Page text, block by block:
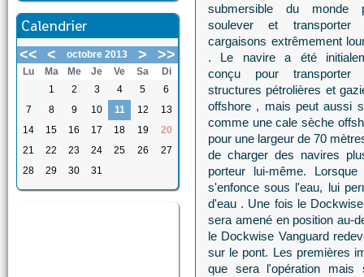
Calendrier
<< < octobre 2013 > >>
Lu Ma Me Je Ve Sa
Di
1
2 3 4 5
6
7
8 9 10 11 12
13
14
15 16 17 18 19
20
21
22 23 24 25 26
27
28
29 30 31
submersible du monde
soulever et transporter
cargaisons extrêmement
. Le navire a été
conçu pour transporter
structures pétrolières et
offshore , mais peut aussi
comme une cale sèche
pour une largeur de 70
de charger des navires
porteur lui-même.
s'enfonce sous l'eau, lui
d'eau . Une fois le
sera amené en position au-
le Dockwise Vanguard
sur le pont. Les premières
que sera l'opération mais